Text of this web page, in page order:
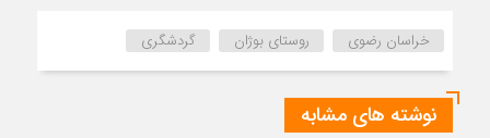
خراسان رضوی روستای بوژان گردشگری
نوشته های مشابه